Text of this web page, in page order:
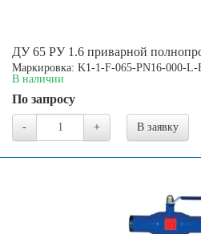
ДУ 65 РУ 1.6 приварной
Маркировка: K1-1-F-065-PN16-000-L-
В наличии
По запросу
- + В заявку